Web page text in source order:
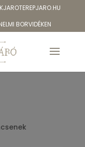
BORVIDÉKEN